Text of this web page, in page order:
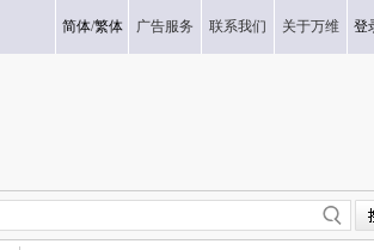
简体/繁体 广告服务 联系我们 关于万维 登